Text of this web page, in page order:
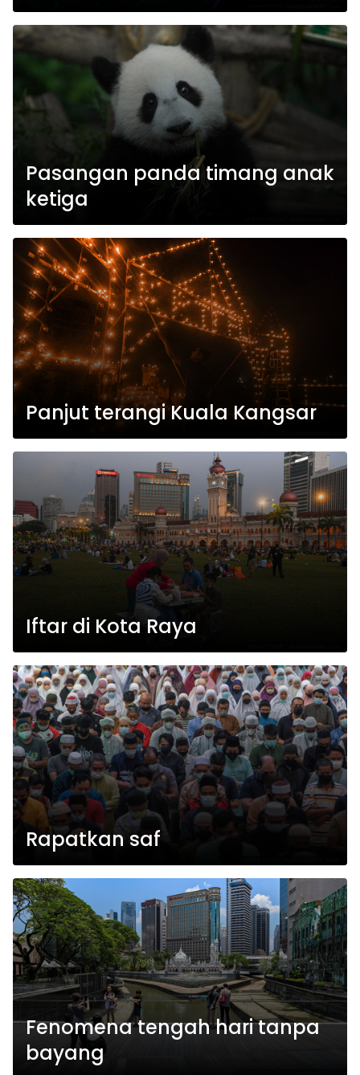
Pasangan panda timang anak
ketiga
Panjut terangi Kuala Kangsar
Iftar di Kota Raya
Rapatkan saf
Fenomena tengah hari tanpa
bayang